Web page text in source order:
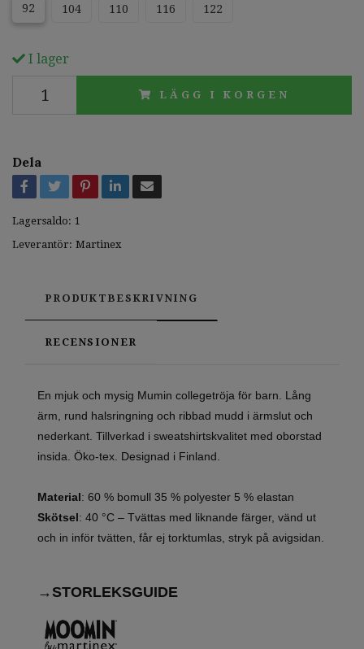
92 104 110 116 122
I lager
LÄGG I KORGEN
Dela
Lagersaldo: 1
Leverantör: Martinex
PRODUKTBESKRIVNING
RECENSIONER
En mjuk och mysig Mumin collegetröja för barn. Lång
ärm, rund halsringning och ribbad mudd i ärmslut och
nederkant. Tillverkad i sweatshirtskvalitet med oborstad
insida. Öko-tex. Designad i Finland.
Material: 60 % bomull 35 % polyester 5 % elastan
Skötsel: 40 °C – Tvättas med liknande färger, vänd ut
och in inför tvätten, får ej torktumlas, stryk på avigsidan.
→STORLEKSGUIDE